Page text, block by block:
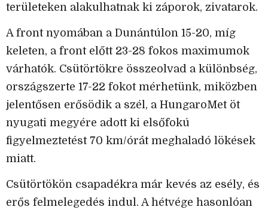
területeken alakulhatnak ki záporok, zivatarok.
A front nyomában a Dunántúlon 15-20, míg
keleten, a front előtt 23-28 fokos maximumok
várhatók. Csütörtökre összeolvad a különbség,
országszerte 17-22 fokot mérhetünk, miközben
jelentősen erősödik a szél, a HungaroMet öt
nyugati megyére adott ki elsőfokú
figyelmeztetést 70 km/órát meghaladó lökések
miatt.
Csütörtökön csapadékra már kevés az esély, és
erős felmelegedés indul. A hétvége hasonlóan